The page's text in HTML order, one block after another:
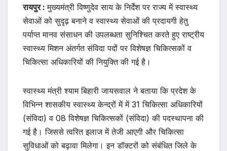
रायपुर :मुख्यमंत्री विष्णुदेव साय के निर्देश पर राज्य में स्वास्थ्य
सेवाओं को सुदृढ़ बनाने व स्वास्थ्य सेवाओं की प्रदायगी हेतु
पर्याप्त मानव संसाधन की उपलब्धता सुनिश्चित करते हुए राष्ट्रीय
स्वास्थ्य मिशन अंतर्गत संविदा पदों पर विशेषज्ञ चिकित्सकों व
चिकित्सा अधिकारियों की नियुक्ति की गई है।
स्वास्थ्य मंत्री श्याम बिहारी जायसवाल ने बताया कि प्रदेश के
विभिन्न शासकीय स्वास्थ्य केन्द्रों में में 31 चिकित्सा अधिकारियों
(संविदा) व 08 विशेषज्ञ चिकित्सकों (संविदा) की पदस्थापना की
गई है। जिससे त्वरित इलाज में तेजी आएगी और चिकित्सा
सुविधाओं को बढ़ावा मिलेगा। इन डॉक्टरों को संबंधित जिले के